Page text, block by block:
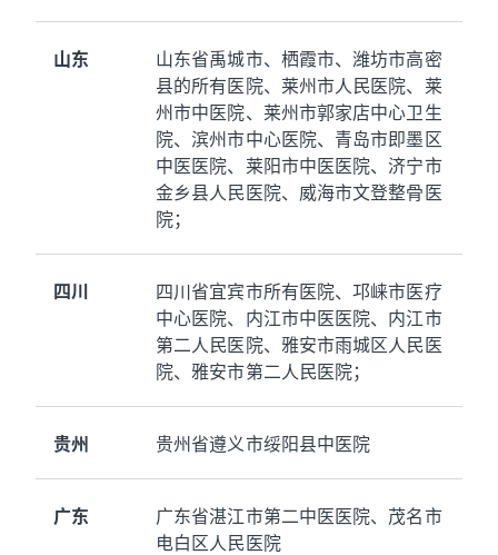
山东
山东省禹城市、栖霞市、潍坊市高密
县的所有医院、莱州市人民医院、莱
州市中医院、莱州市郭家店中心卫生
院、滨州市中心医院、青岛市即墨区
中医医院、莱阳市中医医院、济宁市
金乡县人民医院、威海市文登整骨医
院；
四川
四川省宜宾市所有医院、邛崃市医疗
中心医院、内江市中医医院、内江市
第二人民医院、雅安市雨城区人民医
院、雅安市第二人民医院；
贵州 贵州省遵义市绥阳县中医院
广东
广东省湛江市第二中医医院、茂名市
电白区人民医院